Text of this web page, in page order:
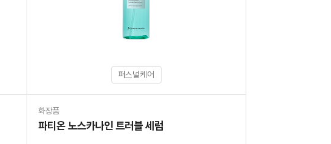
퍼스널케어
화장품
파티온 노스카나인 트러블 세럼